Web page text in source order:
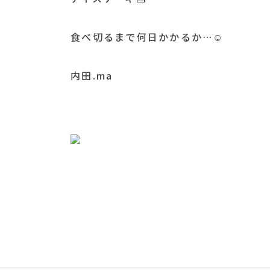
食べ切るまで何日かかるか…☺️
内田.ma